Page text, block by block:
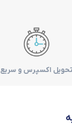
تحویل اکسپرس و سریع